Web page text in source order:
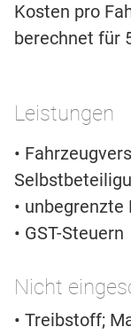
Kosten pro
berechnet für
Leistungen
•
•
• GST-Steuern
Nicht
• Treibstoff;